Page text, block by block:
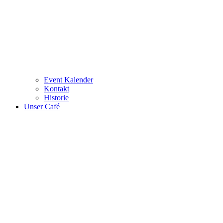
Event Kalender
Kontakt
Historie
Unser Café